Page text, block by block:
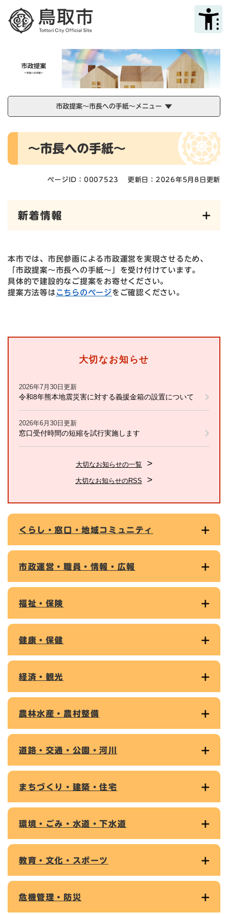
メニューを飛ばして本文へ
市政提案～市長への手紙～メニュー
本
～市長への手紙～
ページID：0007523 更新日：2026年5月8日更新
新着情報
本市では、市民参画による市政運営を実現させるため、
「市政提案～市長への手紙～」を受け付けています。
具体的で建設的なご提案をお寄せください。
提案方法等は こちらのページをご確認ください。
大切なお知らせ
2026年7月30日更新
令和8年熊本地震災害に対する義援金箱の設置について
2026年6月30日更新
窓口受付時間の短縮を試行実施します
大切なお知らせの一覧
大切なお知らせのRSS
くらし・窓口・地域コミュニティ
市政運営・職員・情報・広報
福祉・保険
健康・保健
経済・観光
農林水産・農村整備
道路・交通・公園・河川
まちづくり・建築・住宅
環境・ごみ・水道・下水道
教育・文化・スポーツ
危機管理・防災